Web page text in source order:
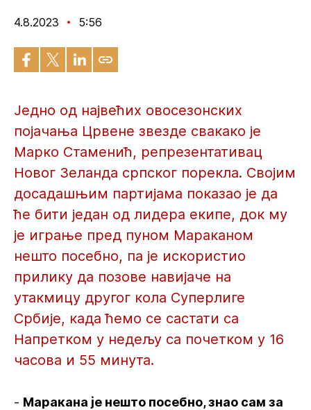
4.8.2023 5:56
Једно од највећих овосезонских
појачања Црвене звезде свакако је
Марко Стаменић, репрезентативац
Новог Зеланда српског порекла. Својим
досадашњим партијама показао је да
ће бити један од лидера екипе, док му
је играње пред пуном Мараканом
нешто посебно, па је искористио
прилику да позове навијаче на
утакмицу другог кола Суперлиге
Србије, када ћемо се састати са
Напретком у недељу са почетком у 16
часова и 55 минута.
- Маракана је нешто посебно, знао сам за